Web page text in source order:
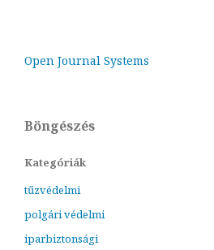
Open Journal Systems
Böngészés
Kategóriák
tűzvédelmi
polgári védelmi
iparbiztonsági